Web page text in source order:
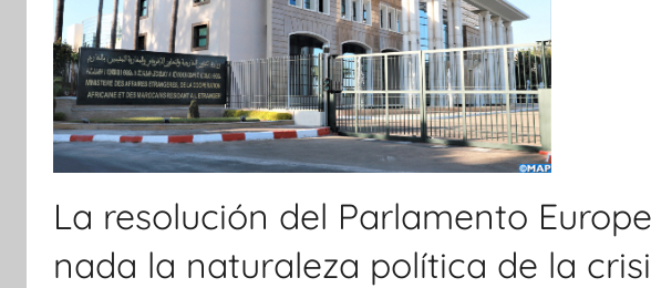
La resolución del Parlamento
nada la naturaleza política de la